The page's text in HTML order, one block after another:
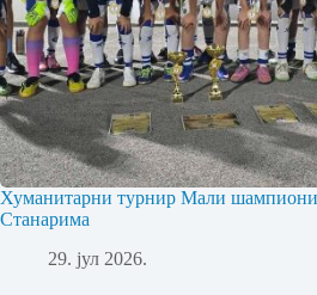
Хуманитарни турнир Мали шампиони
Станарима
29. јул 2026.